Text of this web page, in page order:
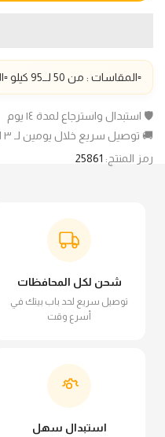
▫️المقاسات : من 50 لــ95 كيلو ▫️الطول : 100سم
🛡️ استبدال واسترجاع لمدة ١٤ يوم
🚚 توصيل سريع خلال يومين لـ ٣ ايام عمل
رمز المنتج: 25861
شحن لكل المحافظات
توصيل سريع لحد باب بيتك في
أسرع وقت
استبدال سهل